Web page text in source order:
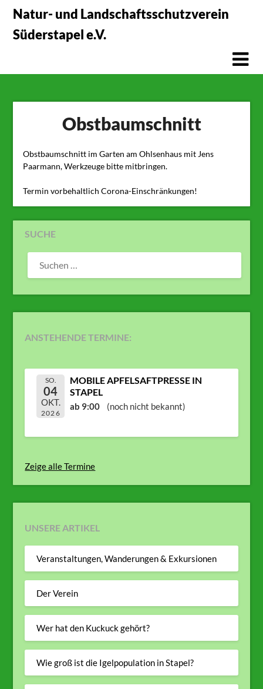
Skip
content
Natur- und Landschaftsschutzverein
Süderstapel e.V.
Obstbaumschnitt
Obstbaumschnitt im Garten am Ohlsenhaus mit Jens
Paarmann, Werkzeuge bitte mitbringen.
Termin vorbehaltlich Corona-Einschränkungen!
SUCHE
SUCHEN
NACH:
ANSTEHENDE TERMINE:
SO.
04
OKT.
2026
MOBILE APFELSAFTPRESSE IN
STAPEL
ab 9:00 (noch nicht bekannt)
Zeige alle Termine
UNSERE ARTIKEL
Veranstaltungen, Wanderungen & Exkursionen
Der Verein
Wer hat den Kuckuck gehört?
Wie groß ist die Igelpopulation in Stapel?